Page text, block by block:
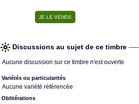
Discussions au sujet de ce timbre
Aucune discussion sur ce timbre n'est ouverte
Variétés ou particularités
Aucune variété référencée
Oblitérations